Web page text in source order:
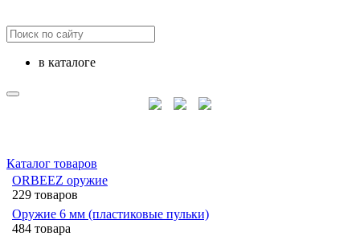
в каталоге
Каталог товаров
ORBEEZ оружие
229 товаров
Оружие 6 мм (пластиковые пульки)
484 товара